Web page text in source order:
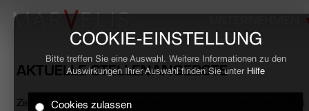
COOKIE-EINSTELLUNG
Bitte treffen Sie eine Auswahl. Weitere Informationen zu den
Auswirkungen Ihrer Auswahl finden Sie unter Hilfe
Cookies zulassen
AKTUELLE STELLENANGEBOTE
Ziele erreichen, Herausforderungen meistern, Erfolge feiern. Seit